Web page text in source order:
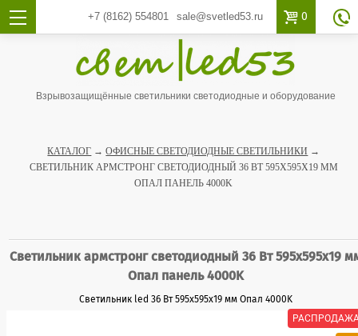
+7 (8162)554801 sale@svetled53.ru  0 
Взрывозащищённые светильники светодиодные и оборудование
КАТАЛОГ →ОФИСНЫЕ СВЕТОДИОДНЫЕ СВЕТИЛЬНИКИ →
СВЕТИЛЬНИК АРМСТРОНГ СВЕТОДИОДНЫЙ 36 ВТ 595X595X19 ММ
ОПАЛ ПАНЕЛЬ 4000K
Светильник армстронг светодиодный 36 Вт 595x595x19
Опал панель 4000K
Светильник led 36 Вт 595x595x19 мм Опал 4000K